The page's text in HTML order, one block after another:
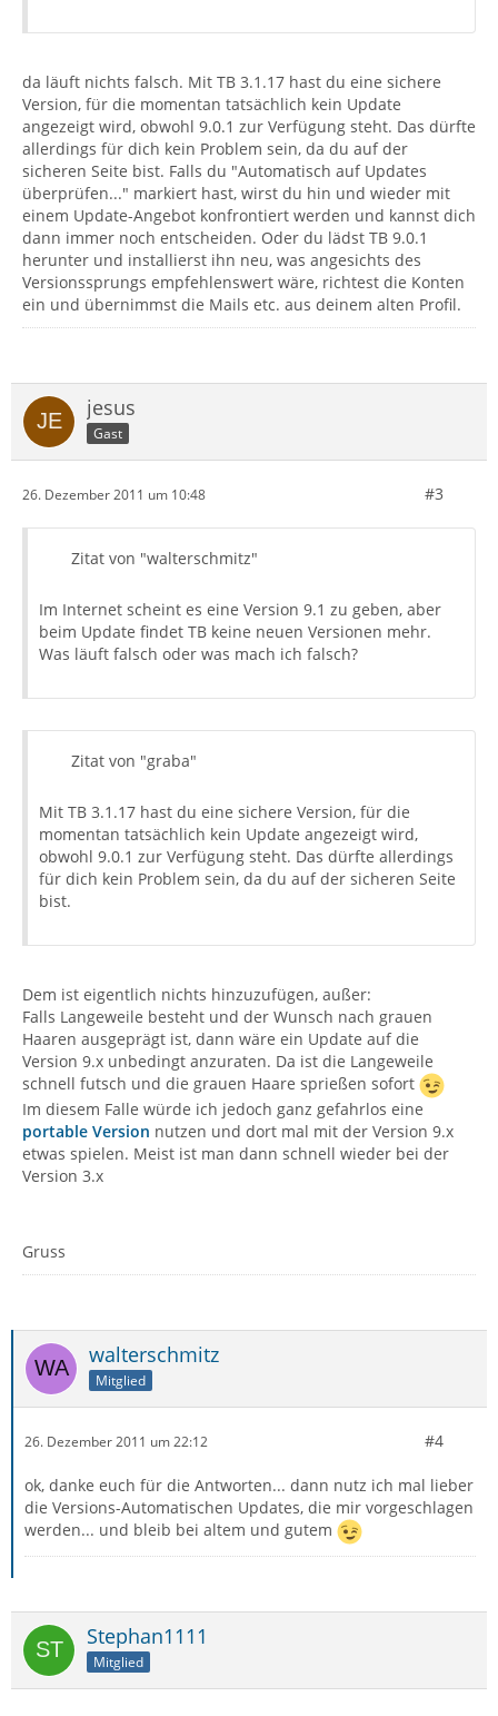
da läuft nichts falsch. Mit TB 3.1.17 hast du eine sichere
Version, für die momentan tatsächlich kein Update
angezeigt wird, obwohl 9.0.1 zur Verfügung steht. Das dürfte
allerdings für dich kein Problem sein, da du auf der
sicheren Seite bist. Falls du "Automatisch auf Updates
überprüfen..." markiert hast, wirst du hin und wieder mit
einem Update-Angebot konfrontiert werden und kannst dich
dann immer noch entscheiden. Oder du lädst TB 9.0.1
herunter und installierst ihn neu, was angesichts des
Versionssprungs empfehlenswert wäre, richtest die Konten
ein und übernimmst die Mails etc. aus deinem alten Profil.
jesus
Gast
26. Dezember 2011 um 10:48 #3
Zitat von "walterschmitz"
Im Internet scheint es eine Version 9.1 zu geben, aber
beim Update findet TB keine neuen Versionen mehr.
Was läuft falsch oder was mach ich falsch?
Zitat von "graba"
Mit TB 3.1.17 hast du eine sichere Version, für die
momentan tatsächlich kein Update angezeigt wird,
obwohl 9.0.1 zur Verfügung steht. Das dürfte allerdings
für dich kein Problem sein, da du auf der sicheren Seite
bist.
Dem ist eigentlich nichts hinzuzufügen, außer:
Falls Langeweile besteht und der Wunsch nach grauen
Haaren ausgeprägt ist, dann wäre ein Update auf die
Version 9.x unbedingt anzuraten. Da ist die Langeweile
schnell futsch und die grauen Haare sprießen sofort
Im diesem Falle würde ich jedoch ganz gefahrlos eine
portable Version nutzen und dort mal mit der Version 9.x
etwas spielen. Meist ist man dann schnell wieder bei der
Version 3.x
Gruss
walterschmitz
Mitglied
26. Dezember 2011 um 22:12 #4
ok, danke euch für die Antworten... dann nutz ich mal lieber
die Versions-Automatischen Updates, die mir vorgeschlagen
werden... und bleib bei altem und gutem
Stephan1111
Mitglied